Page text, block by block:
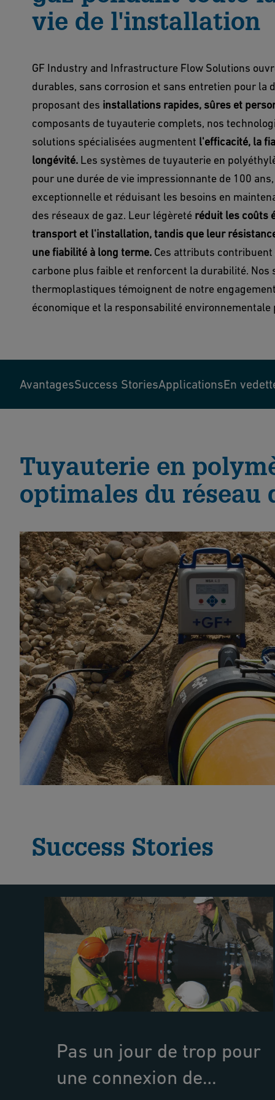
vie de l'installation
GF Industry and Infrastructure Flow Solutions
durables, sans corrosion et sans entretien pour la
proposant des installations rapides, sûres et
composants de tuyauterie complets, nos
solutions spécialisées augmentent l'efficacité, la
longévité. Les systèmes de tuyauterie en
pour une durée de vie impressionnante de 100
exceptionnelle et réduisant les besoins en
des réseaux de gaz. Leur légèreté réduit les coûts
transport et l'installation, tandis que leur
une fiabilité à long terme. Ces attributs
carbone plus faible et renforcent la durabilité. Nos
thermoplastiques témoignent de notre
économique et la responsabilité
AvantagesSuccess StoriesApplicationsEn
Tuyauterie en
optimales du réseau
Success Stories
Pas un jour de trop pour
une connexion de